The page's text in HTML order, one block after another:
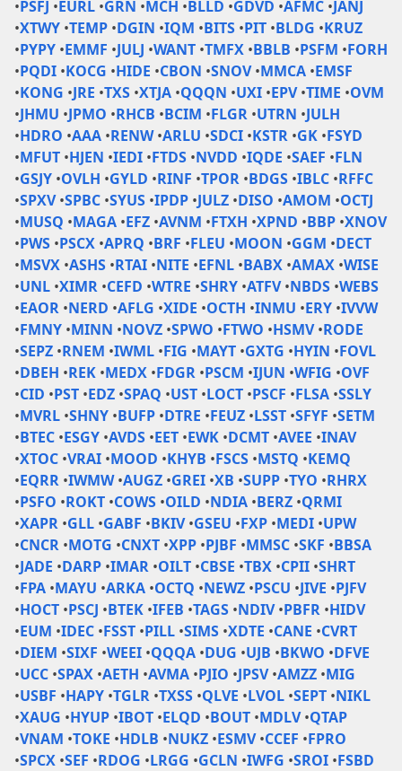
•PSFJ •EURL •GRN •MCH •BLLD •GDVD •AFMC •JANJ
•XTWY •TEMP •DGIN •IQM •BITS •PIT •BLDG •KRUZ
•PYPY •EMMF •JULJ •WANT •TMFX •BBLB •PSFM •FORH
•PQDI •KOCG •HIDE •CBON •SNOV •MMCA •EMSF
•KONG •JRE •TXS •XTJA •QQQN •UXI •EPV •TIME •OVM
•JHMU •JPMO •RHCB •BCIM •FLGR •UTRN •JULH
•HDRO •AAA •RENW •ARLU •SDCI •KSTR •GK •FSYD
•MFUT •HJEN •IEDI •FTDS •NVDD •IQDE •SAEF •FLN
•GSJY •OVLH •GYLD •RINF •TPOR •BDGS •IBLC •RFFC
•SPXV •SPBC •SYUS •IPDP •JULZ •DISO •AMOM •OCTJ
•MUSQ •MAGA •EFZ •AVNM •FTXH •XPND •BBP •XNOV
•PWS •PSCX •APRQ •BRF •FLEU •MOON •GGM •DECT
•MSVX •ASHS •RTAI •NITE •EFNL •BABX •AMAX •WISE
•UNL •XIMR •CEFD •WTRE •SHRY •ATFV •NBDS •WEBS
•EAOR •NERD •AFLG •XIDE •OCTH •INMU •ERY •IVVW
•FMNY •MINN •NOVZ •SPWO •FTWO •HSMV •RODE
•SEPZ •RNEM •IWML •FIG •MAYT •GXTG •HYIN •FOVL
•DBEH •REK •MEDX •FDGR •PSCM •IJUN •WFIG •OVF
•CID •PST •EDZ •SPAQ •UST •LOCT •PSCF •FLSA •SSLY
•MVRL •SHNY •BUFP •DTRE •FEUZ •LSST •SFYF •SETM
•BTEC •ESGY •AVDS •EET •EWK •DCMT •AVEE •INAV
•XTOC •VRAI •MOOD •KHYB •FSCS •MSTQ •KEMQ
•EQRR •IWMW •AUGZ •GREI •XB •SUPP •TYO •RHRX
•PSFO •ROKT •COWS •OILD •NDIA •BERZ •QRMI
•XAPR •GLL •GABF •BKIV •GSEU •FXP •MEDI •UPW
•CNCR •MOTG •CNXT •XPP •PJBF •MMSC •SKF •BBSA
•JADE •DARP •IMAR •OILT •CBSE •TBX •CPII •SHRT
•FPA •MAYU •ARKA •OCTQ •NEWZ •PSCU •JIVE •PJFV
•HOCT •PSCJ •BTEK •IFEB •TAGS •NDIV •PBFR •HIDV
•EUM •IDEC •FSST •PILL •SIMS •XDTE •CANE •CVRT
•DIEM •SIXF •WEEI •QQQA •DUG •UJB •BKWO •DFVE
•UCC •SPAX •AETH •AVMA •PJIO •JPSV •AMZZ •MIG
•USBF •HAPY •TGLR •TXSS •QLVE •LVOL •SEPT •NIKL
•XAUG •HYUP •IBOT •ELQD •BOUT •MDLV •QTAP
•VNAM •TOKE •HDLB •NUKZ •ESMV •CCEF •FPRO
•SPCX •SEF •RDOG •LRGG •GCLN •IWFG •SROI •FSBD